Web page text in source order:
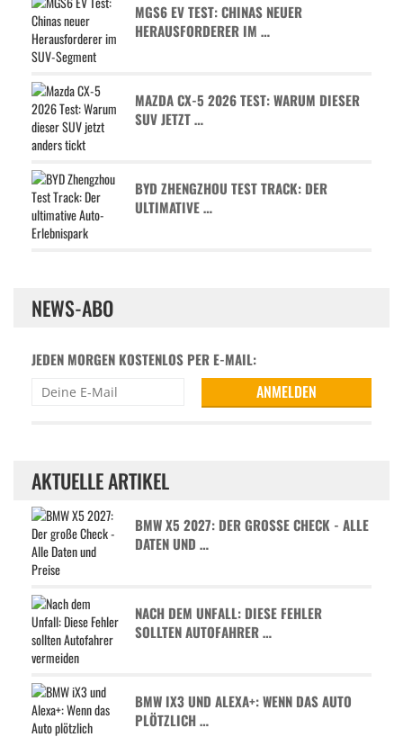
MGS6 EV TEST: CHINAS NEUER
HERAUSFORDERER IM …
MAZDA CX-5 2026 TEST: WARUM DIESER
SUV JETZT …
BYD ZHENGZHOU TEST TRACK: DER
ULTIMATIVE …
NEWS-ABO
JEDEN MORGEN KOSTENLOS PER E-MAIL:
AKTUELLE ARTIKEL
BMW X5 2027: DER GROSSE CHECK - ALLE D
ATEN UND …
NACH DEM UNFALL: DIESE FEHLER
SOLLTEN AUTOFAHRER …
BMW IX3 UND ALEXA+: WENN DAS AUTO
PLÖTZLICH …